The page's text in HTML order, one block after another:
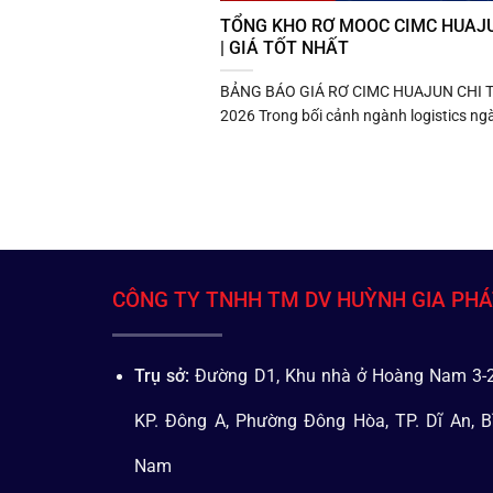
TỔNG KHO RƠ MOOC CIMC
| GIÁ TỐT NHẤT
BẢNG BÁO GIÁ RƠ CIMC HUAJUN CHI
2026 Trong bối cảnh ngành logistics
CÔNG TY TNHH TM DV HUỲNH GIA
Trụ sở: Đường D1, Khu nhà ở Hoàng Nam 3-
KP. Đông A, Phường Đông Hòa, TP. Dĩ An,
Nam